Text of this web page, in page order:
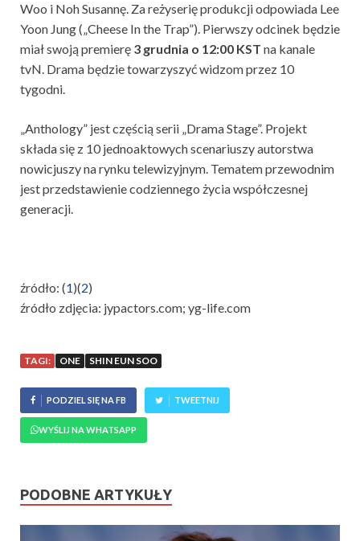
Woo i Noh Susannę. Za reżyserię produkcji odpowiada Lee
Yoon Jung („Cheese In the Trap”). Pierwszy odcinek będzie
miał swoją premierę 3 grudnia o 12:00 KST na kanale
tvN. Drama będzie towarzyszyć widzom przez 10
tygodni.
„Anthology” jest częścią serii „Drama Stage”. Projekt
składa się z 10 jednoaktowych scenariuszy autorstwa
nowicjuszy na rynku telewizyjnym. Tematem przewodnim
jest przedstawienie codziennego życia współczesnej
generacji.
źródło: (1)(2)
źródło zdjęcia: jypactors.com; yg-life.com
TAGI: ONE SHIN EUN SOO
PODZIEL SIĘ NA FB TWEETNIJ
WYŚLIJ NA WHATSAPP
PODOBNE ARTYKUŁY